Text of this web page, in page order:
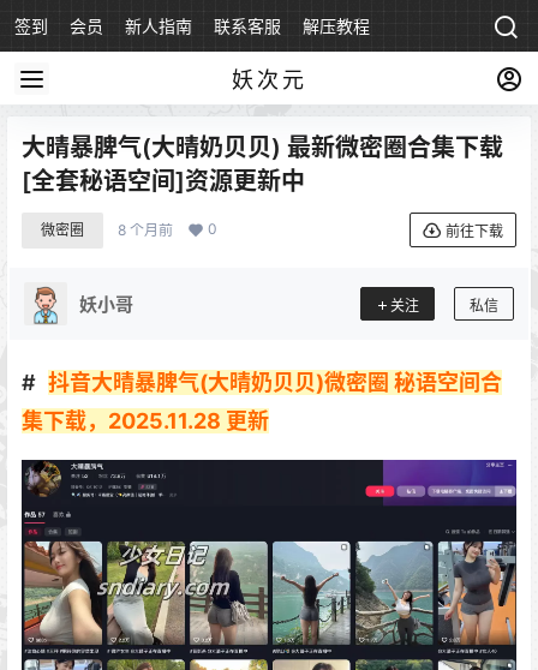
签到 会员 新人指南 联系客服 解压教程
妖次元
大晴暴脾气(大晴奶贝贝) 最新微密圈合集下载
[全套秘语空间]资源更新中
微密圈 8 个月前 0 前往下载
妖小哥 关注 私信
抖音大晴暴脾气(大晴奶贝贝)微密圈 秘语空间合
集下载，2025.11.28 更新